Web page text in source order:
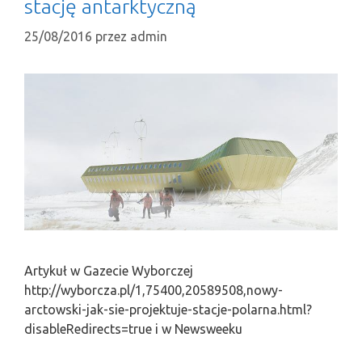
stację antarktyczną
25/08/2016 przez admin
Artykuł w Gazecie Wyborczej
http://wyborcza.pl/1,75400,20589508,nowy-
arctowski-jak-sie-projektuje-stacje-polarna.html?
disableRedirects=true i w Newsweeku